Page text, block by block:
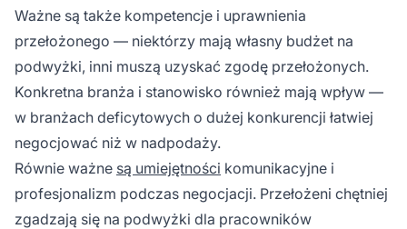
Ważne są także kompetencje i uprawnienia
przełożonego — niektórzy mają własny budżet na
podwyżki, inni muszą uzyskać zgodę przełożonych.
Konkretna branża i stanowisko również mają wpływ —
w branżach deficytowych o dużej konkurencji łatwiej
negocjować niż w nadpodaży.
Równie ważne są umiejętności komunikacyjne i
profesjonalizm podczas negocjacji. Przełożeni chętniej
zgadzają się na podwyżki dla pracowników